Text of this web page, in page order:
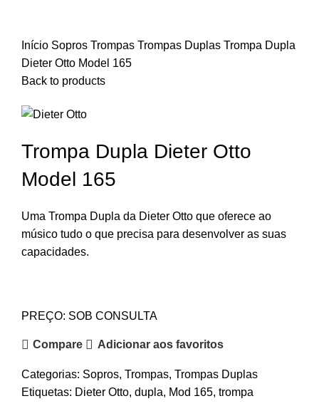
Início Sopros Trompas Trompas Duplas Trompa Dupla
Dieter Otto Model 165
Back to products
Trompa Dupla Dieter Otto
Model 165
Uma Trompa Dupla da Dieter Otto que oferece ao
músico tudo o que precisa para desenvolver as suas
capacidades.
PREÇO: SOB CONSULTA
Compare Adicionar aos favoritos
Categorias: Sopros, Trompas, Trompas Duplas
Etiquetas: Dieter Otto, dupla, Mod 165, trompa